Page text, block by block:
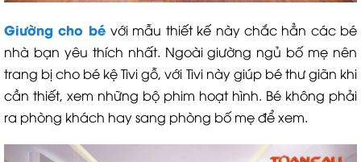
Giường cho bé với mẫu thiết kế này chắc hẳn các bé
nhà bạn yêu thích nhất. Ngoài giường ngủ bố mẹ nên
trang bị cho bé kệ Tivi gỗ, với Tivi này giúp bé thư giãn khi
cần thiết, xem những bộ phim hoạt hình. Bé không phải
ra phòng khách hay sang phòng bố mẹ để xem.